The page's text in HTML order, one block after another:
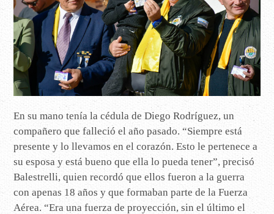
En su mano tenía la cédula de Diego Rodríguez, un
compañero que falleció el año pasado. “Siempre está
presente y lo llevamos en el corazón. Esto le pertenece a
su esposa y está bueno que ella lo pueda tener”, precisó
Balestrelli, quien recordó que ellos fueron a la guerra
con apenas 18 años y que formaban parte de la Fuerza
Aérea. “Era una fuerza de proyección, sin el último el